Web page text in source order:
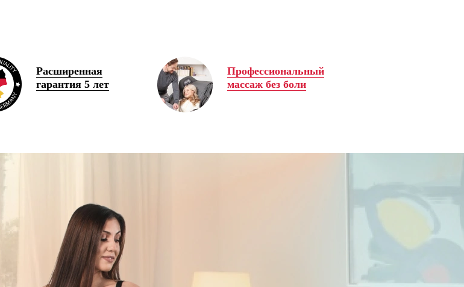
Профессиональный
массаж без боли
Расширенная
гарантия 5 лет